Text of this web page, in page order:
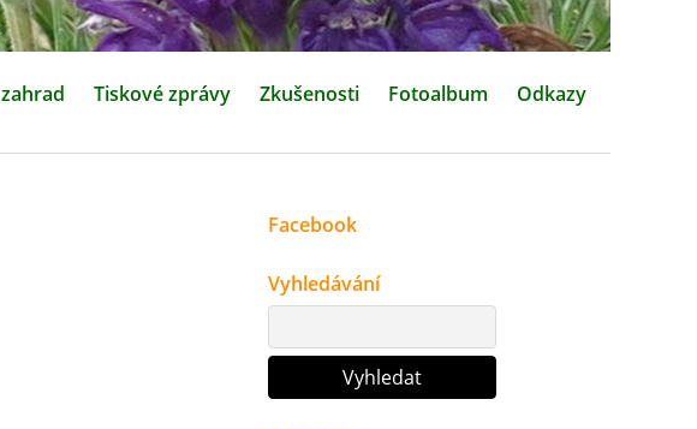
Tiskové zprávy Zkušenosti Fotoalbum Odkazy
Facebook
Vyhledávání